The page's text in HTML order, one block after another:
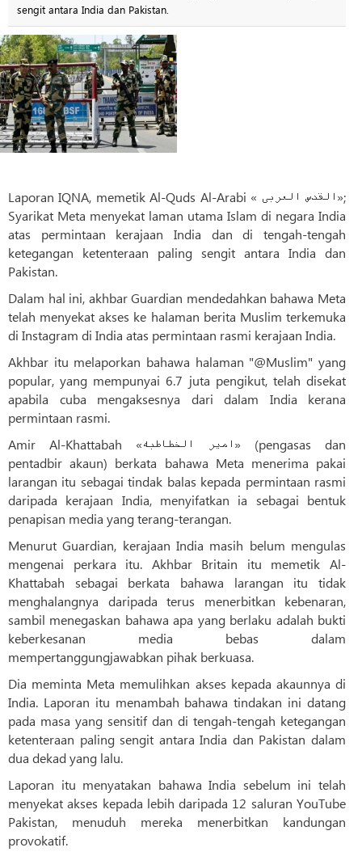
sengit antara India dan Pakistan.
Laporan IQNA, memetik Al-Quds Al-Arabi « القدس العربی»;
Syarikat Meta menyekat laman utama Islam di negara India
atas permintaan kerajaan India dan di tengah-tengah
ketegangan ketenteraan paling sengit antara India dan
Pakistan.
Dalam hal ini, akhbar Guardian mendedahkan bahawa Meta
telah menyekat akses ke halaman berita Muslim terkemuka
di Instagram di India atas permintaan rasmi kerajaan India.
Akhbar itu melaporkan bahawa halaman "@Muslim" yang
popular, yang mempunyai 6.7 juta pengikut, telah disekat
apabila cuba mengaksesnya dari dalam India kerana
permintaan rasmi.
Amir Al-Khattabah «امیر الخطاطبه» (pengasas dan
pentadbir akaun) berkata bahawa Meta menerima pakai
larangan itu sebagai tindak balas kepada permintaan rasmi
daripada kerajaan India, menyifatkan ia sebagai bentuk
penapisan media yang terang-terangan.
Menurut Guardian, kerajaan India masih belum mengulas
mengenai perkara itu. Akhbar Britain itu memetik Al-
Khattabah sebagai berkata bahawa larangan itu tidak
menghalangnya daripada terus menerbitkan kebenaran,
sambil menegaskan bahawa apa yang berlaku adalah bukti
keberkesanan media bebas dalam
mempertanggungjawabkan pihak berkuasa.
Dia meminta Meta memulihkan akses kepada akaunnya di
India. Laporan itu menambah bahawa tindakan ini datang
pada masa yang sensitif dan di tengah-tengah ketegangan
ketenteraan paling sengit antara India dan Pakistan dalam
dua dekad yang lalu.
Laporan itu menyatakan bahawa India sebelum ini telah
menyekat akses kepada lebih daripada 12 saluran YouTube
Pakistan, menuduh mereka menerbitkan kandungan
provokatif.